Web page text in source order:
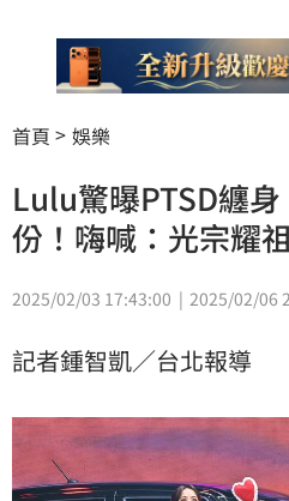
首頁 娛樂
Lulu驚曝PTSD纏
份！嗨喊：光宗耀祖
2025/02/03 17:43:00 2025/02/06
記者鍾智凱／台北報導